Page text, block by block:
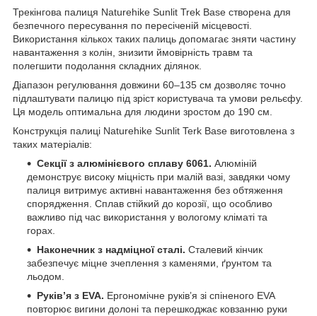
Трекінгова палиця Naturehike Sunlit Trek Base створена для
безпечного пересування по пересіченій місцевості.
Використання кількох таких палиць допомагає зняти частину
навантаження з колін, знизити ймовірність травм та
полегшити подолання складних ділянок.
Діапазон регулювання довжини 60–135 см дозволяє точно
підлаштувати палицю під зріст користувача та умови рельєфу.
Ця модель оптимальна для людини зростом до 190 см.
Конструкція палиці Naturehike Sunlit Terk Base виготовлена з
таких матеріалів:
Секції з алюмінієвого сплаву 6061. Алюміній
демонструє високу міцність при малій вазі, завдяки чому
палиця витримує активні навантаження без обтяження
спорядження. Сплав стійкий до корозії, що особливо
важливо під час використання у вологому кліматі та
горах.
Наконечник з надміцної сталі. Сталевий кінчик
забезпечує міцне зчеплення з каменями, ґрунтом та
льодом.
Руківʼя з EVA. Ергономічне руківʼя зі спіненого EVA
повторює вигини долоні та перешкоджає ковзанню руки